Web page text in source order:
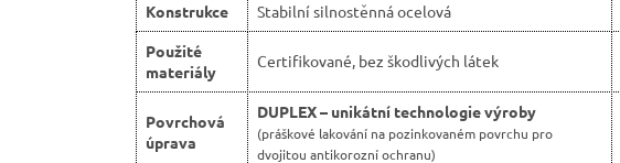
Konstrukce
Stabilní silnostěnná ocelová
Použité
materiály
Certifikované, bez škodlivých látek
Povrchová
úprava
DUPLEX – unikátní technologie výroby
(práškové lakování na pozinkovaném povrchu pro
dvojitou antikorozní ochranu)